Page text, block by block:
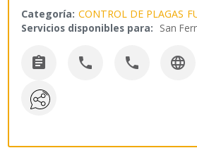
Categoría: CONTROL DE PLAGAS
Servicios disponibles para: San
   